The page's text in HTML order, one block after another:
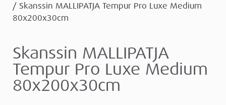
/ Skanssin MALLIPATJA Tempur Pro Luxe Medium
80x200x30cm
Skanssin MALLIPATJA
Tempur Pro Luxe Medium
80x200x30cm